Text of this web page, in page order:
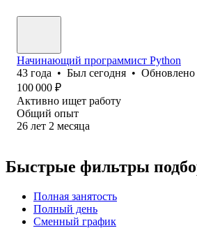
Начинающий программист Python
43 года • Был сегодня • Обновлено
100 000 ₽
Активно ищет работу
Общий опыт
26 лет 2 месяца
Быстрые фильтры
Полная занятость
Полный день
Сменный график